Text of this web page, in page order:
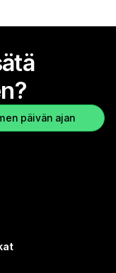
päivän ajan